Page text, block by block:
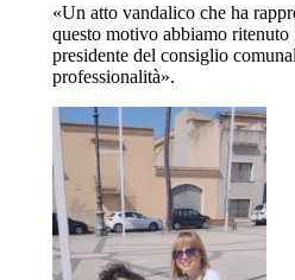
«Un atto vandalico che ha
questo motivo abbiamo
presidente del consiglio
professionalità».